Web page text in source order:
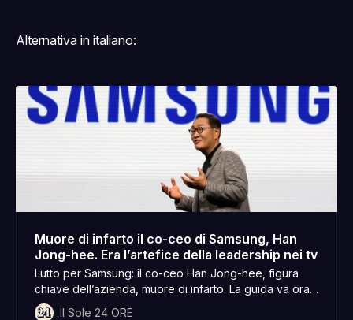
Alternativa in italiano:
Muore di infarto il co-ceo di Samsung, Han
Jong-hee. Era l’artefice della leadership nei tv
Lutto per Samsung: il co-ceo Han Jong-hee, figura
chiave dell’azienda, muore di infarto. La guida va ora
a Jun Young Hyun
Il Sole 24 ORE